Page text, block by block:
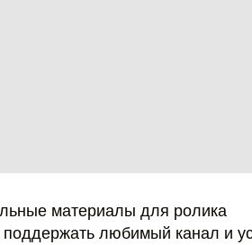
материалы для ролика
любимый канал и